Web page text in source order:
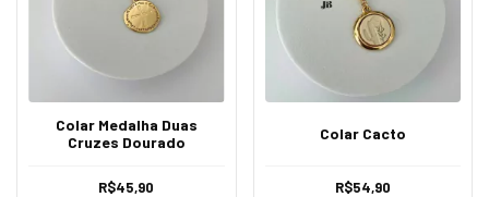
Colar Medalha Duas
Cruzes Dourado
R$45,90
Colar Cacto
R$54,90